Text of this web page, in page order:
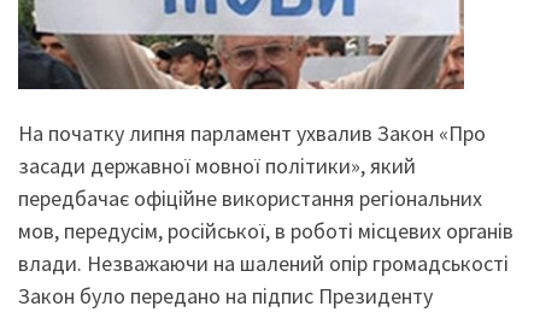
На початку липня парламент ухвалив Закон «Про
засади державної мовної політики», який
передбачає офіційне використання регіональних
мов, передусім, російської, в роботі місцевих органів
влади. Незважаючи на шалений опір громадськості
Закон було передано на підпис Президенту